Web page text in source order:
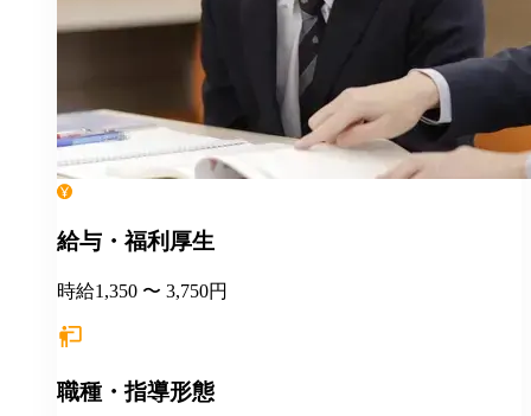
給与・福利厚生
時給1,350 〜 3,750円
職種・指導形態